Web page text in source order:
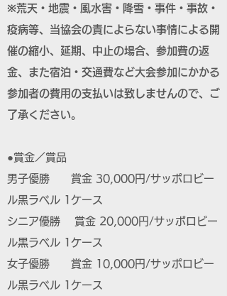
※荒天・地震・風水害・降雪・事件・事故・
疫病等、当協会の責によらない事情による開
催の縮小、延期、中止の場合、参加費の返
金、また宿泊・交通費など大会参加にかかる
参加者の費用の支払いは致しませんので、ご
了承ください。
●賞金／賞品
男子優勝 賞金 30,000円/サッポロビー
ル黒ラベル 1ケース
シニア優勝 賞金 20,000円/サッポロビー
ル黒ラベル 1ケース
女子優勝 賞金 10,000円/サッポロビー
ル黒ラベル 1ケース